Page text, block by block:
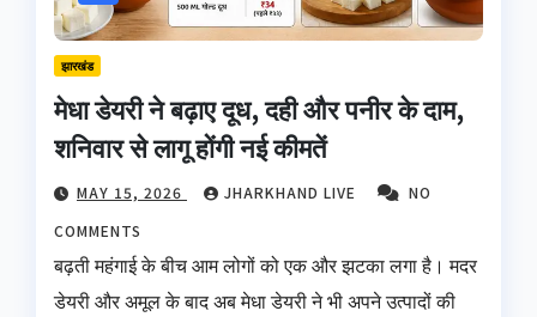
झारखंड
मेधा डेयरी ने बढ़ाए दूध, दही और पनीर के दाम,
शनिवार से लागू होंगी नई कीमतें
MAY 15, 2026 JHARKHAND LIVE
NO
COMMENTS
बढ़ती महंगाई के बीच आम लोगों को एक और झटका लगा है। मदर
डेयरी और अमूल के बाद अब मेधा डेयरी ने भी अपने उत्पादों की